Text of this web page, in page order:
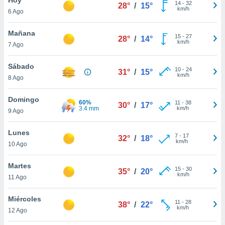
y
en
más
de
6 Ago
28° / 15° 14- 32
km/h
Mañana
7 Ago
28° / 14° 15- 27
km/h
Sábado
8 Ago
31° / 15° 10- 24
km/h
Domingo
9 Ago
60%
3.4 mm
30° / 17° 11 - 38
km/h
Lunes
10 Ago
32° / 18° 7- 17
km/h
Martes
11 Ago
35° / 20° 15- 30
km/h
Miércoles
12 Ago
38° / 22° 11 - 28
km/h